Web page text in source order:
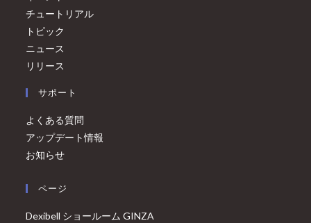
チュートリアル
トピック
ニュース
リリース
サポート
よくある質問
アップデート情報
お知らせ
ページ
Dexibell ショールーム GINZA